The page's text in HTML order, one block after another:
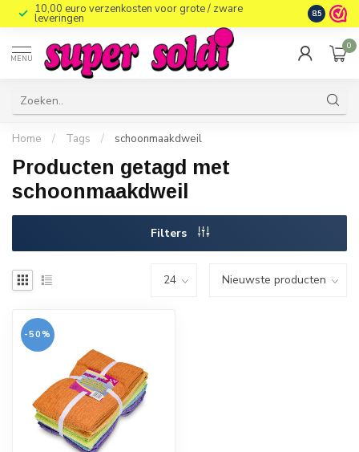
10,00 euro verzenkosten voor grote / zware
leveringen 8.5
MENU
0
Home / Tags / schoonmaakdweil
Producten getagd met
schoonmaakdweil
Filters
-50%